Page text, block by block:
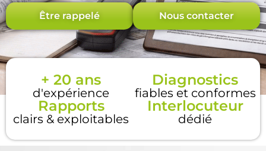
Être rappelé Nous contacter
+ 20 ans
d'expérience
Diagnostics
fiables et conformes
Rapports
clairs & exploitables
Interlocuteur
dédié